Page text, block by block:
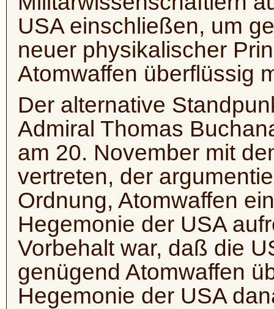
USA einschließen, um
neuer physikalischer
Atomwaffen überflüssig
Der alternative
Admiral Thomas
am 20. November mit
vertreten, der
Ordnung, Atomwaffen
Hegemonie der USA
Vorbehalt war, daß die
genügend Atomwaffen
Hegemonie der USA